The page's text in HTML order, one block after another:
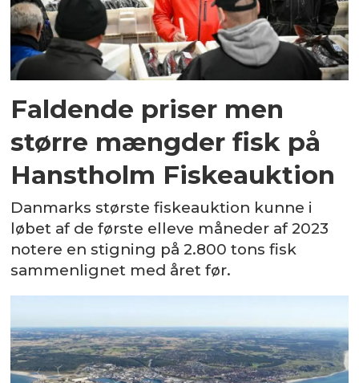
Faldende priser men
større mængder fisk på
Hanstholm Fiskeauktion
Danmarks største fiskeauktion kunne i
løbet af de første elleve måneder af 2023
notere en stigning på 2.800 tons fisk
sammenlignet med året før.